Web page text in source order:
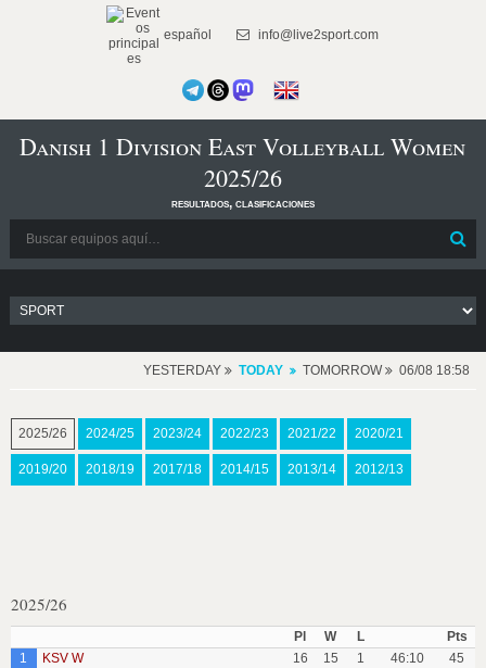
español info@live2sport.com
Danish 1 Division East Volleyball Women
2025/26
resultados, clasificaciones
YESTERDAY TODAY TOMORROW 06/08 18:58
2025/26 2024/25 2023/24 2022/23 2021/22 2020/21
2019/20 2018/19 2017/18 2014/15 2013/14 2012/13
2025/26
Pl W L
Pts
1
KSV W 16 15 1 46:10
45